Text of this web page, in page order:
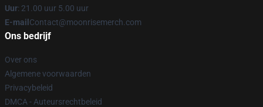
Uur: 21.00 uur 5.00 uur
E-mail Contact@moonrisemerch.com
Ons bedrijf
Over ons
Algemene voorwaarden
Privacybeleid
DMCA - Auteursrechtbeleid